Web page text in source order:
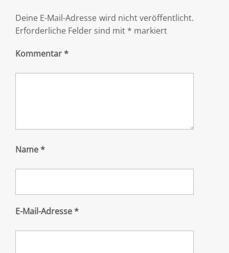
Deine E-Mail-Adresse wird nicht veröffentlicht.
Erforderliche Felder sind mit * markiert
Kommentar*
Name*
E-Mail-Adresse*